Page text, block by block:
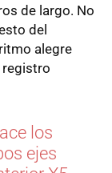
de largo. No
del
alegre
registro
los
ejes